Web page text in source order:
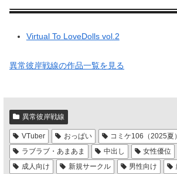
Virtual To LoveDolls vol.2
異常彼岸戦線の作品一覧を見る
異常彼岸戦線
VTuber おっぱい コミケ106（2025夏）
ラブラブ・あまあま
中出し 女性優位
成人向け
新規サークル 男性向け